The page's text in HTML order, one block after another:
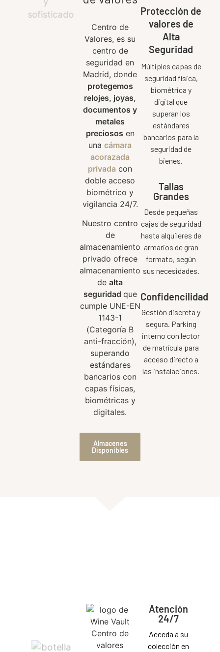
Centro de
Valores, es su
centro de
seguridad en
Madrid, donde
protegemos
relojes, joyas,
documentos y
metales
preciosos en
una cámara
acorazada
privada con
doble acceso
biométrico y
vigilancia 24/7.
Nuestro centro
de
almacenamiento
privado ofrece
almacenamiento
de alta
seguridad que
cumple UNE-EN
1143-1
(Categoría B
anti-fracción),
superando
estándares
bancarios con
capas físicas,
biométricas y
digitales.
Almacenes
Disponibles
Protección de
valores de
Alta
Seguridad
Múltiples capas de
seguridad física,
biométrica y
digital que
superan los
estándares
bancarios para la
seguridad de
bienes.
Tallas
Grandes
Desde pequeñas
cajas de seguridad
hasta alquileres de
armarios de gran
formato, según
sus necesidades.
Confidencilidad
Gestión discreta y
segura. Parking
interno con lector
de matrícula para
acceso directo a
las instalaciones.
Atención
24/7
Acceda a su
colección en